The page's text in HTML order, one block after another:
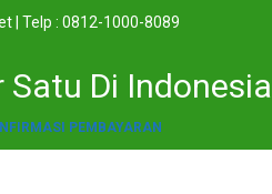
| Telp : 0812-1000-8089
Satu Di Indonesia
PEMBAYARAN